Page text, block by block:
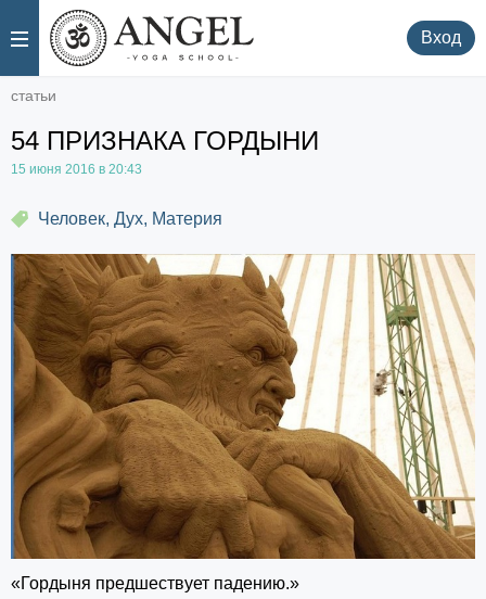
. Вход
статьи
54 ПРИЗНАКА ГОРДЫНИ
15 июня 2016 в 20:43
Человек, Дух, Материя
«Гордыня предшествует падению.»